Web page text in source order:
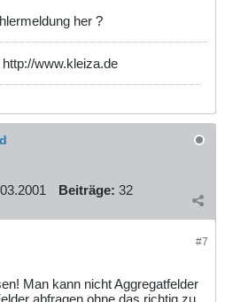
her ?
www.kleiza.de
Beiträge: 32
#7
Man kann nicht Aggregatfelder
abfragen ohne das richtig zu